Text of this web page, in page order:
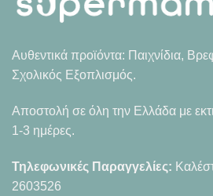
Αυθεντικά προϊόντα: Παιχνίδια,
Σχολικός Εξοπλισμός.
Αποστολή σε όλη την Ελλάδα με
1-3 ημέρες.
Τηλεφωνικές Παραγγελίες:
2603526